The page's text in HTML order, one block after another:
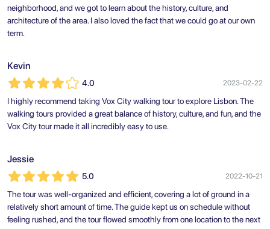
neighborhood, and we got to learn about the history, culture, and
architecture of the area. I also loved the fact that we could go at our own
term.
Kevin
4.0 2023-02-22
I highly recommend taking Vox City walking tour to explore Lisbon. The
walking tours provided a great balance of history, culture, and fun, and the
Vox City tour made it all incredibly easy to use.
Jessie
5.0 2022-10-21
The tour was well-organized and efficient, covering a lot of ground in a
relatively short amount of time. The guide kept us on schedule without
feeling rushed, and the tour flowed smoothly from one location to the next